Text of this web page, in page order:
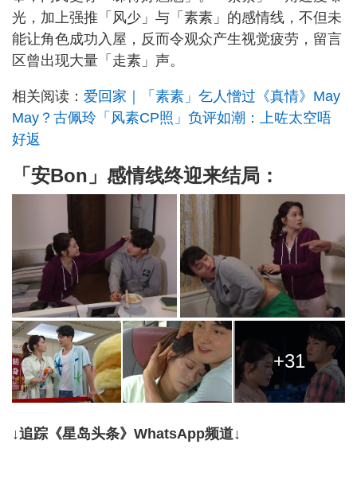
光，加上强推「风少」与「素素」的感情线，不但未
能让角色成功入屋，反而令观众产生视觉疲劳，留言
区曾出现大量「走素」声。
相关阅读： 爱回家｜「素素」乞人憎过《真情》May
May？古佩玲「风素CP照」负评如潮：上咗太空唔
好返
「安Bon」感情线终迎来结局：
+31
↓追踪《星岛头条》WhatsApp频道↓